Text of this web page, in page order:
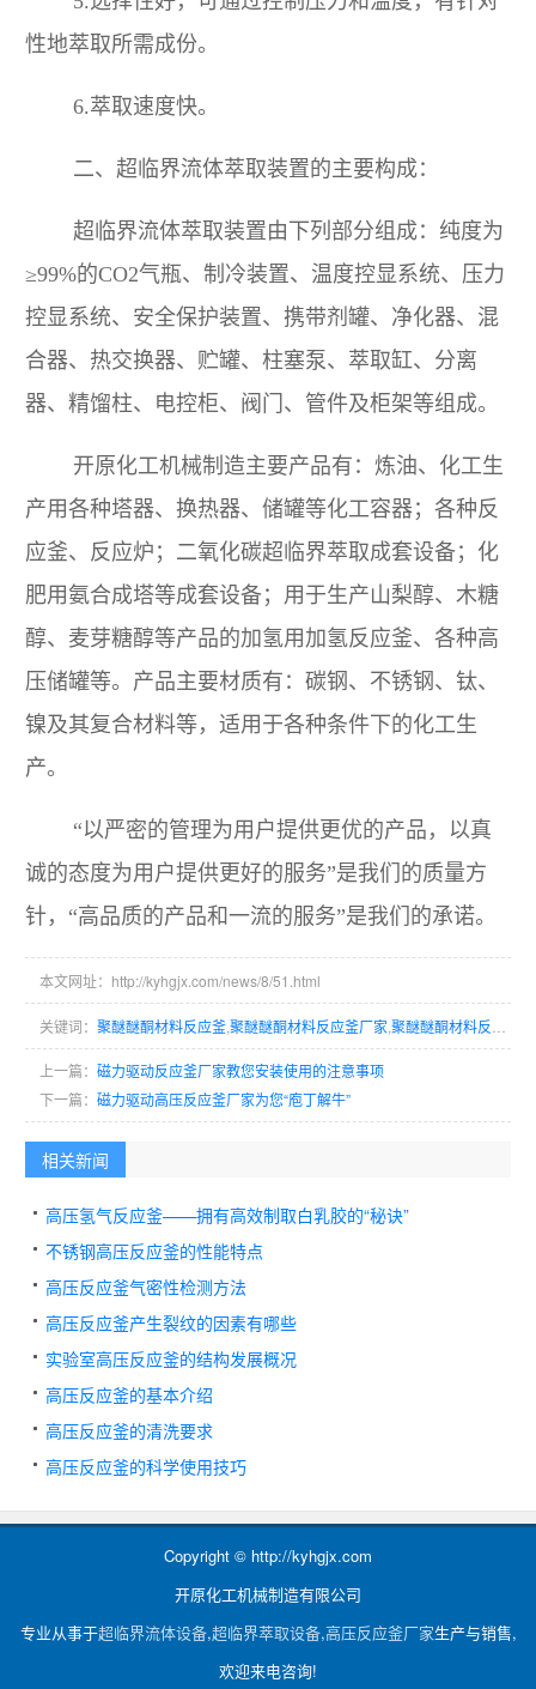
性地萃取所需成份。
6.萃取速度快。
二、超临界流体萃取装置的主要构成：
超临界流体萃取装置由下列部分组成：纯度为
≥99%的CO2气瓶、制冷装置、温度控显系统、压力
控显系统、安全保护装置、携带剂罐、净化器、混
合器、热交换器、贮罐、柱塞泵、萃取缸、分离
器、精馏柱、电控柜、阀门、管件及柜架等组成。
开原化工机械制造主要产品有：炼油、化工生
产用各种塔器、换热器、储罐等化工容器；各种反
应釜、反应炉；二氧化碳超临界萃取成套设备；化
肥用氨合成塔等成套设备；用于生产山梨醇、木糖
醇、麦芽糖醇等产品的加氢用加氢反应釜、各种高
压储罐等。产品主要材质有：碳钢、不锈钢、钛、
镍及其复合材料等，适用于各种条件下的化工生
产。
“以严密的管理为用户提供更优的产品，以真
诚的态度为用户提供更好的服务”是我们的质量方
针，“高品质的产品和一流的服务”是我们的承诺。
本文网址：http://kyhgjx.com/news/8/51.html
关键词： 聚醚醚酮材料反应釜聚醚醚酮材料反应釜厂家 聚醚醚酮材料反应釜生产商
上一篇： 磁力驱动反应釜厂家教您安装使用的注意事项
下一篇： 磁力驱动高压反应釜厂家为您“庖丁解牛”
相关新闻
高压氢气反应釜——拥有高效制取白乳胶的“秘诀”
不锈钢高压反应釜的性能特点
高压反应釜气密性检测方法
高压反应釜产生裂纹的因素有哪些
实验室高压反应釜的结构发展概况
高压反应釜的基本介绍
高压反应釜的清洗要求
高压反应釜的科学使用技巧
Copyright © http://kyhgjx.com
开原化工机械制造有限公司
专业从事于超临界流体设备,超临界萃取设备,高压反应釜厂家生产与销售,
欢迎来电咨询!